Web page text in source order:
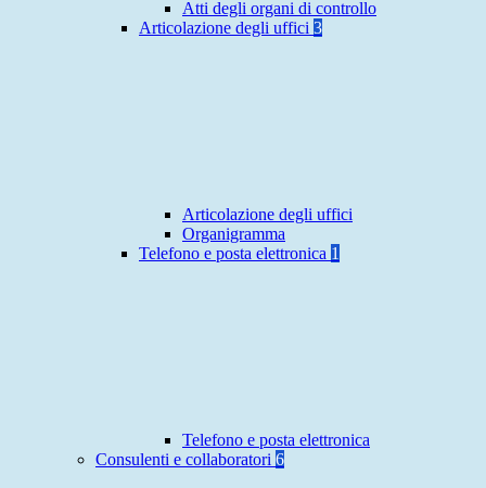
Atti degli organi di controllo
Articolazione degli uffici 3
Articolazione degli uffici
Organigramma
Telefono e posta elettronica 1
Telefono e posta elettronica
Consulenti e collaboratori 6